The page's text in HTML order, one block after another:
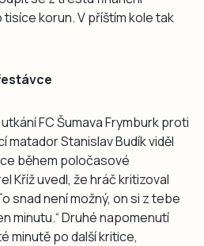
korun. V příštím kole tak
FC Šumava Frymburk proti
matador Stanislav Budík viděl
během poločasové
Kříž uvedl, že hráč kritizoval
snad není možný, on si z tebe
minutu.“ Druhé napomenutí
minutě po další kritice,